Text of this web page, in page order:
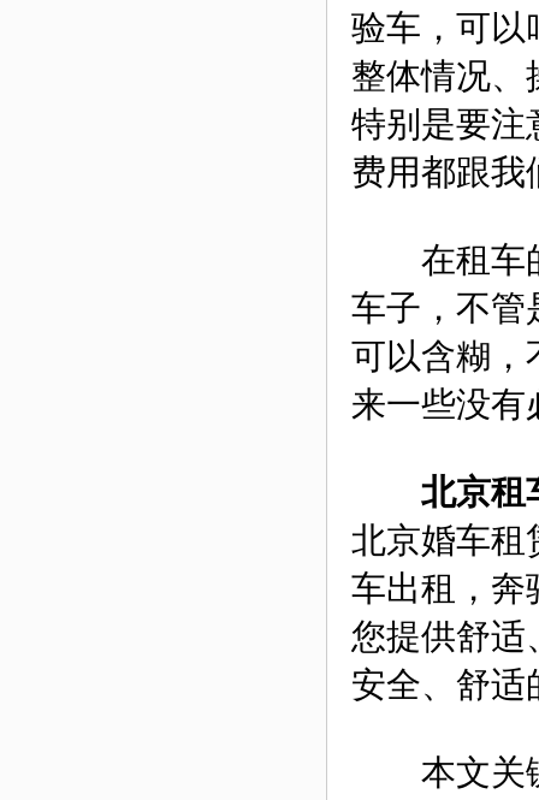
验车，可以
整体情况、
特别是要注
费用都跟我
在租车的
车子，不管
可以含糊，
来一些没有
北京租
北京婚车租
车出租，奔
您提供舒适
安全、舒适
本文关键